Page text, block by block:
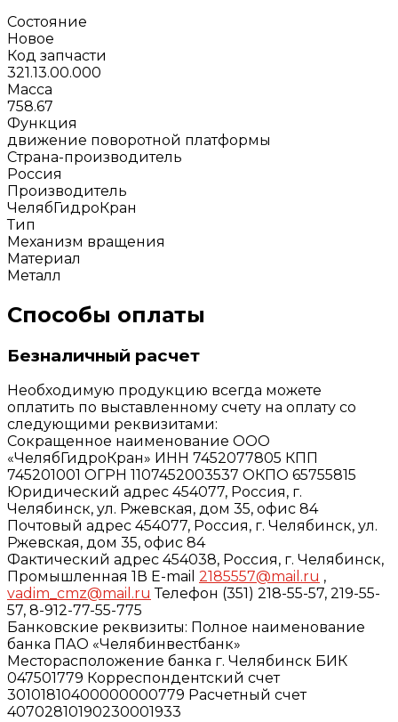
Состояние
Новое
Код запчасти
321.13.00.000
Масса
758.67
Функция
движение поворотной платформы
Страна-производитель
Россия
Производитель
ЧелябГидроКран
Тип
Механизм вращения
Материал
Металл
Способы оплаты
Безналичный расчет
Необходимую продукцию всегда можете
оплатить по выставленному счету на оплату со
следующими реквизитами:
Сокращенное наименование ООО
«ЧелябГидроКран» ИНН 7452077805 КПП
745201001 ОГРН 1107452003537 ОКПО 65755815
Юридический адрес 454077, Россия, г.
Челябинск, ул. Ржевская, дом 35, офис 84
Почтовый адрес 454077, Россия, г. Челябинск, ул.
Ржевская, дом 35, офис 84
Фактический адрес 454038, Россия, г. Челябинск,
Промышленная 1В E-mail 2185557@mail.ru ,
vadim_cmz@mail.ru Телефон (351) 218-55-57, 219-55-
57, 8-912-77-55-775
Банковские реквизиты: Полное наименование
банка ПАО «Челябинвестбанк»
Месторасположение банка г. Челябинск БИК
047501779 Корреспондентский счет
30101810400000000779 Расчетный счет
40702810190230001933